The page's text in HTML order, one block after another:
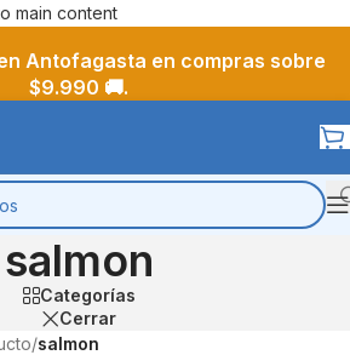
main content
Antofagasta en compras sobre
$9.990 🚚.
salmon
Categorías
Cerrar
/salmon